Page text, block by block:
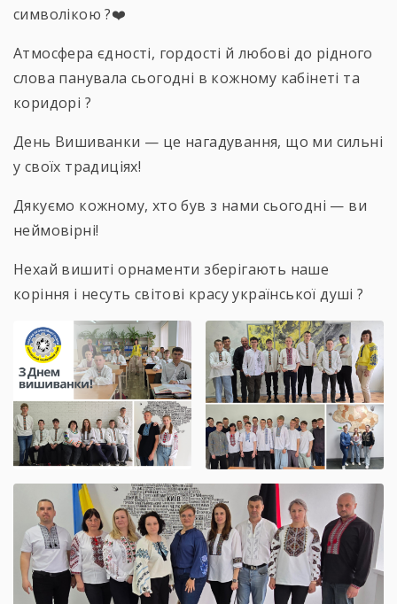
символікою ?❤️
Атмосфера єдності, гордості й любові до рідного
слова панувала сьогодні в кожному кабінеті та
коридорі ?
День Вишиванки — це нагадування, що ми сильні
у своїх традиціях!
Дякуємо кожному, хто був з нами сьогодні — ви
неймовірні!
Нехай вишиті орнаменти зберігають наше
коріння і несуть світові красу української душі ?